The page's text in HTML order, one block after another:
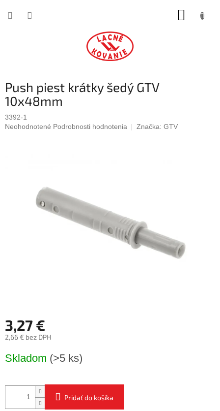
Push piest krátky šedý GTV
10x48mm
3392-1
Priemerné
hviezdičiek.
Neohodnotené Podrobnosti hodnotenia Značka: GTV
3,27 €
2,66 € bez DPH
cena:
Skladom (>5 ks)
Pridať do košíka